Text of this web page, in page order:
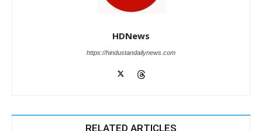
HDNews
https://hindustandailynews.com
RELATED ARTICLES